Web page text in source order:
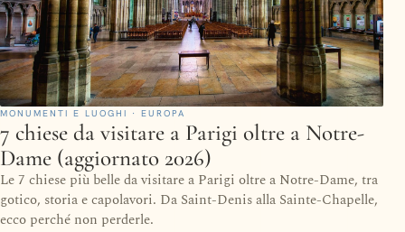
MONUMENTI E LUOGHI · EUROPA
7 chiese da visitare a Parigi oltre a Notre-
Dame (aggiornato 2026)
Le 7 chiese più belle da visitare a Parigi oltre a Notre-Dame, tra
gotico, storia e capolavori. Da Saint-Denis alla Sainte-Chapelle,
ecco perché non perderle.